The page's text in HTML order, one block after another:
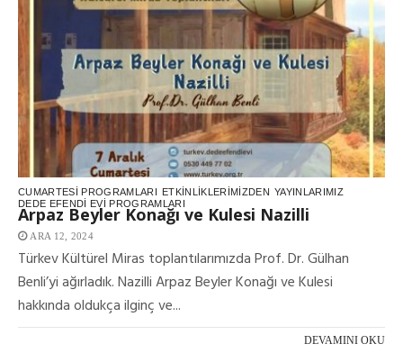
CUMARTESI PROGRAMLARI ETKINLIKLERIMIZDEN YAYINLARIMIZ
DEDE EFENDI EVI PROGRAMLARI
Arpaz Beyler Konağı ve Kulesi Nazilli
ARA 12, 2024
Türkev Kültürel Miras toplantılarımızda Prof. Dr. Gülhan
Benli’yi ağırladık. Nazilli Arpaz Beyler Konağı ve Kulesi
hakkında oldukça ilginç ve...
DEVAMINI OKU